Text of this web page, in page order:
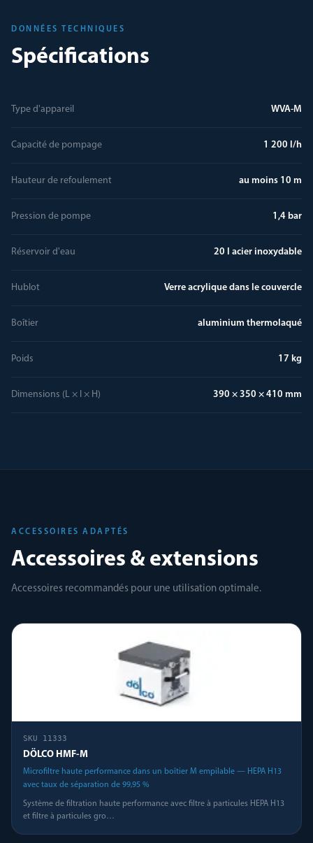
DONNÉES TECHNIQUES
Spécifications
Type d'appareil WVA-M
Capacité de pompage 1 200 l/h
Hauteur de refoulement au moins 10 m
Pression de pompe 1,4 bar
Réservoir d'eau 20 l acier inoxydable
Hublot Verre acrylique dans le couvercle
Boîtier aluminium thermolaqué
Poids 17 kg
Dimensions (L × l × H) 390 × 350 × 410 mm
ACCESSOIRES ADAPTÉS
Accessoires & extensions
Accessoires recommandés pour une utilisation optimale.
SKU 11333
DÖLCO HMF-M
Microfiltre haute performance dans un boîtier M empilable — HEPA H13
avec taux de séparation de 99,95 %
Système de filtration haute performance avec filtre à particules HEPA H13
et filtre à particules gro…